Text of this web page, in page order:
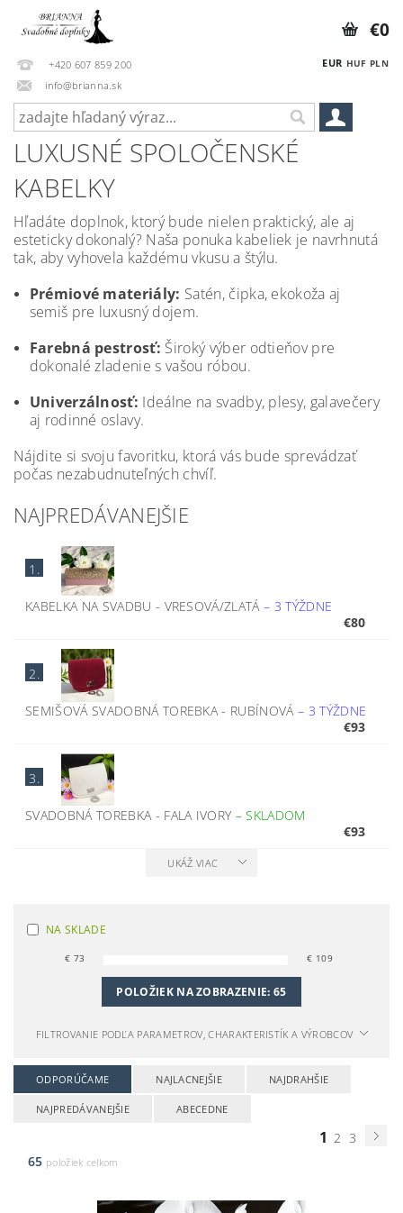
+420 607 859 200
info@brianna.sk
EUR HUF PLN
€0
LUXUSNÉ SPOLOČENSKÉ
KABELKY
Hľadáte doplnok, ktorý bude nielen praktický, ale aj
esteticky dokonalý? Naša ponuka kabeliek je navrhnutá
tak, aby vyhovela každému vkusu a štýlu.
Prémiové materiály: Satén, čipka, ekokoža aj
semiš pre luxusný dojem.
Farebná pestrosť: Široký výber odtieňov pre
dokonalé zladenie s vašou róbou.
Univerzálnosť: Ideálne na svadby, plesy, galavečery
aj rodinné oslavy.
Nájdite si svoju favoritku, ktorá vás bude sprevádzať
počas nezabudnuteľných chvíľ.
NAJPREDÁVANEJŠIE
1.
KABELKA NA SVADBU - VRESOVÁ/ZLATÁ– 3 TÝŽDNE
€80
2.
SEMIŠOVÁ SVADOBNÁ TOREBKA - RUBÍNOVÁ – 3 TÝŽDNE
€93
3.
SVADOBNÁ TOREBKA - FALA IVORY –SKLADOM
€93
UKÁŽ VIAC
NA SKLADE
€ 73 € 109
POLOŽIEK NA ZOBRAZENIE:65
FILTROVANIE PODĽA PARAMETROV, CHARAKTERISTÍK A VÝROBCOV
ODPORÚČAME NAJLACNEJŠIE NAJDRAHŠIE
NAJPREDÁVANEJŠIE ABECEDNE
1 2 3
65 položiek celkom